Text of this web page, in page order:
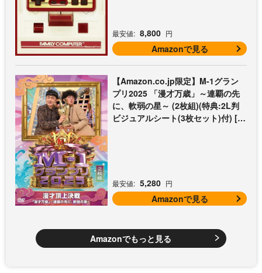
最安値: 8,800 円
Amazonで見る
【Amazon.co.jp限定】M-1グラン
プリ2025 「漫才万歳」～連覇の先
に、軟弱の星～ (2枚組)(特典:2L判
ビジュアルシート(3枚セット)付) [D
最安値: 5,280 円
Amazonで見る
Amazonでもっと見る